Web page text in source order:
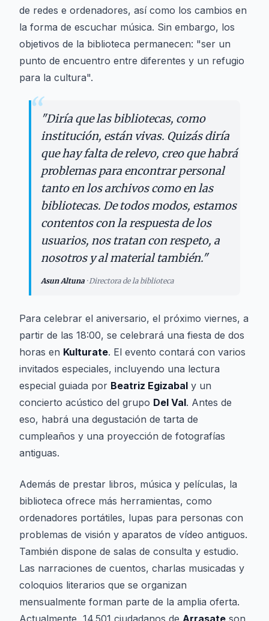
de redes e ordenadores, así como los cambios en
la forma de escuchar música. Sin embargo, los
objetivos de la biblioteca permanecen: "ser un
punto de encuentro entre diferentes y un refugio
para la cultura".
“"Diría que las bibliotecas, como
institución, están vivas. Quizás diría
que hay falta de relevo, creo que habrá
problemas para encontrar personal
tanto en los archivos como en las
bibliotecas. De todos modos, estamos
contentos con la respuesta de los
usuarios, nos tratan con respeto, a
nosotros y al material también."
Asun Altuna ·Directora de la biblioteca
Para celebrar el aniversario, el próximo viernes, a
partir de las 18:00, se celebrará una fiesta de dos
horas en Kulturate. El evento contará con varios
invitados especiales, incluyendo una lectura
especial guiada por Beatriz Egizabal y un
concierto acústico del grupo Del Val. Antes de
eso, habrá una degustación de tarta de
cumpleaños y una proyección de fotografías
antiguas.
Además de prestar libros, música y películas, la
biblioteca ofrece más herramientas, como
ordenadores portátiles, lupas para personas con
problemas de visión y aparatos de vídeo antiguos.
También dispone de salas de consulta y estudio.
Las narraciones de cuentos, charlas musicadas y
coloquios literarios que se organizan
mensualmente forman parte de la amplia oferta.
Actualmente, 14.501 ciudadanos de Arrasate son